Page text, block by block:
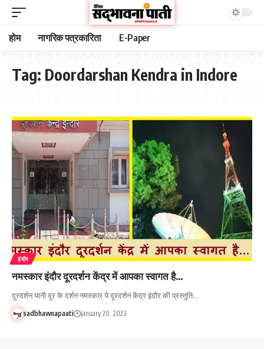
होम नागरिक पत्रकारिता E-Paper
Tag: Doordarshan Kendra in Indore
इंदौर
नमस्कार इंदौर दूरदर्शन केंद्र में आपका स्वागत है…
दूरदर्शन यानी दूर के दर्शन नमस्कार ये दूरदर्शन केंद्र इंदौर की प्रस्तुति…
sadbhawnapaati January 20, 2023